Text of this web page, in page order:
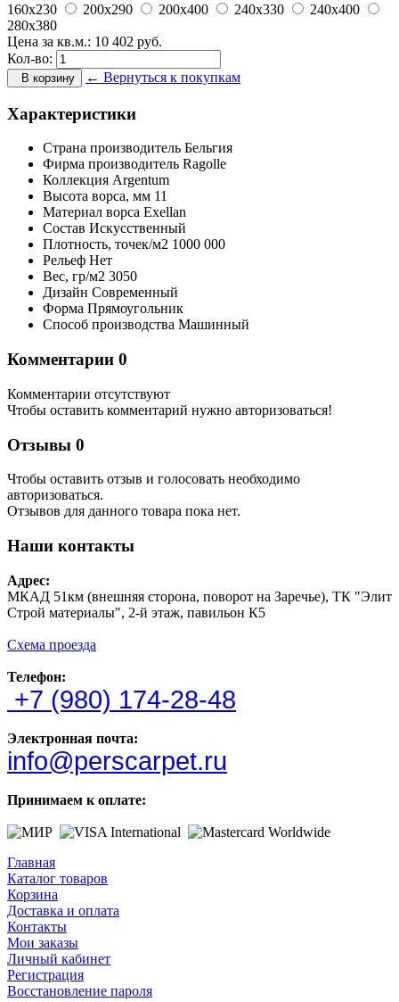
160x230
200x290 200x400 240x330
240x400
280x380
Цена за кв.м.: 10 402 руб.
Кол-во:
В корзину ← Вернуться к покупкам
Характеристики
Страна производитель Бельгия
Фирма производитель Ragolle
Коллекция Argentum
Высота ворса, мм 11
Материал ворса Exellan
Состав Искусственный
Плотность, точек/м2 1000 000
Рельеф Нет
Вес, гр/м2 3050
Дизайн Современный
Форма Прямоугольник
Способ производства Машинный
Комментарии 0
Комментарии отсутствуют
Чтобы оставить комментарий нужно авторизоваться!
Отзывы 0
Чтобы оcтавить отзыв и голосовать необходимо
авторизоваться.
Отзывов для данного товара пока нет.
Наши контакты
Адрес:
МКАД 51км (внешняя сторона, поворот на Заречье), ТК "Элит
Строй материалы", 2-й этаж, павильон К5
Схема проезда
Телефон:
+7 (980) 174-28-48
Электронная почта:
info@perscarpet.ru
Принимаем к оплате:
Главная
Каталог товаров
Корзина
Доставка и оплата
Контакты
Мои заказы
Личный кабинет
Регистрация
Восстановление пароля